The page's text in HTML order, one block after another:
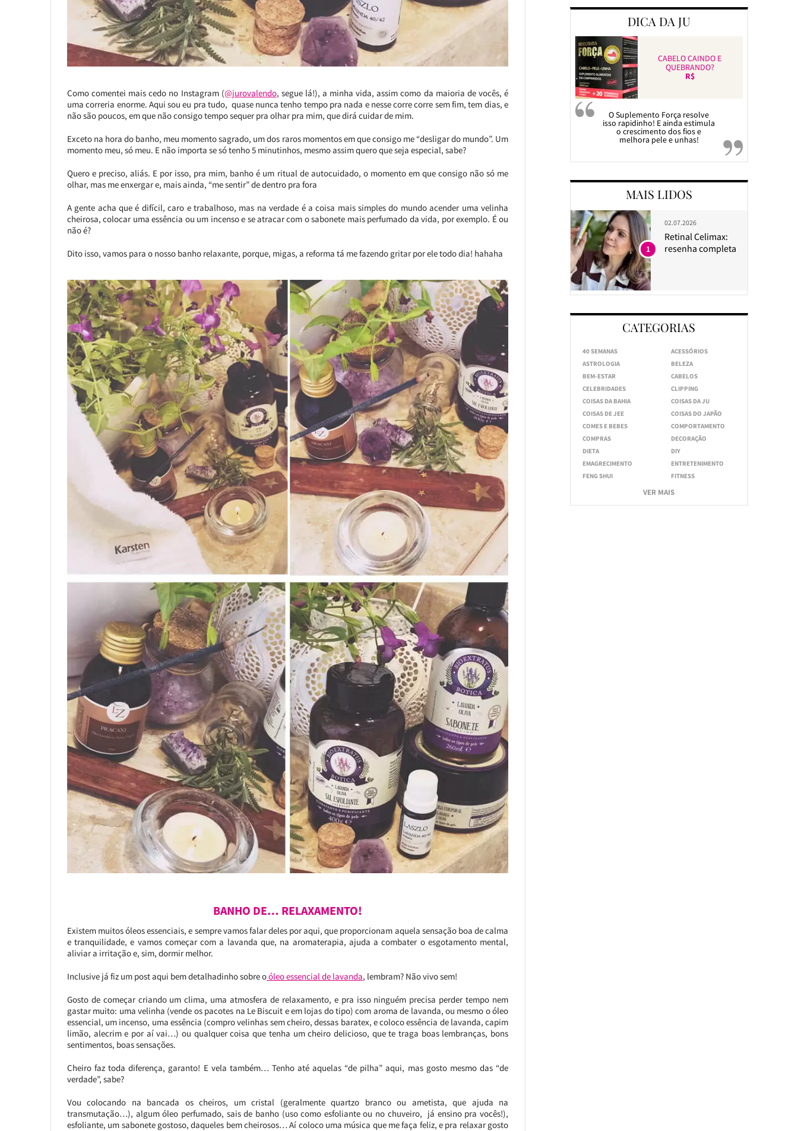
Como comentei mais cedo no Instagram (@jurovalendo, segue lá!), a minha vida, assim como da maioria de vocês, é
uma correria enorme. Aqui sou eu pra tudo, quase nunca tenho tempo pra nada e nesse corre corre sem fim, tem dias, e
não são poucos, em que não consigo tempo sequer pra olhar pra mim, que dirá cuidar de mim.
Exceto na hora do banho, meu momento sagrado, um dos raros momentos em que consigo me “desligar do mundo”. Um
momento meu, só meu. E não importa se só tenho 5 minutinhos, mesmo assim quero que seja especial, sabe?
Quero e preciso, aliás. E por isso, pra mim, banho é um ritual de autocuidado, o momento em que consigo não só me
olhar, mas me enxergar e, mais ainda, “me sentir” de dentro pra fora
A gente acha que é difícil, caro e trabalhoso, mas na verdade é a coisa mais simples do mundo acender uma velinha
cheirosa, colocar uma essência ou um incenso e se atracar com o sabonete mais perfumado da vida, por exemplo. É ou
não é?
Dito isso, vamos para o nosso banho relaxante, porque, migas, a reforma tá me fazendo gritar por ele todo dia! hahaha
BANHO DE… RELAXAMENTO!
Existem muitos óleos essenciais, e sempre vamos falar deles por aqui, que proporcionam aquela sensação boa de calma
e tranquilidade, e vamos começar com a lavanda que, na aromaterapia, ajuda a combater o esgotamento mental,
aliviar a irritação e, sim, dormir melhor.
Inclusive já fiz um post aqui bem detalhadinho sobre oóleo essencial de lavanda, lembram? Não vivo sem!
Gosto de começar criando um clima, uma atmosfera de relaxamento, e pra isso ninguém precisa perder tempo nem
gastar muito: uma velinha (vende os pacotes na Le Biscuit e em lojas do tipo) com aroma de lavanda, ou mesmo o óleo
essencial, um incenso, uma essência (compro velinhas sem cheiro, dessas baratex, e coloco essência de lavanda, capim
limão, alecrim e por aí vai…) ou qualquer coisa que tenha um cheiro delicioso, que te traga boas lembranças, bons
sentimentos, boas sensações.
Cheiro faz toda diferença, garanto! E vela também… Tenho até aquelas “de pilha” aqui, mas gosto mesmo das “de
verdade”, sabe?
Vou colocando na bancada os cheiros, um cristal (geralmente quartzo branco ou ametista, que ajuda na
transmutação…), algum óleo perfumado, sais de banho (uso como esfoliante ou no chuveiro, já ensino pra vocês!),
esfoliante, um sabonete gostoso, daqueles bem cheirosos… Aí coloco uma música que me faça feliz, e pra relaxar gosto
DICA DA JU
CABELO CAINDO E
QUEBRANDO?
R$
O Suplemento Força resolve
isso rapidinho! E ainda estimula
o crescimento dos fios e
melhora pele e unhas!
MAIS LIDOS
02.07.2026
Retinal Celimax:
resenha completa
1
CATEGORIAS
40 SEMANAS
ACESSÓRIOS
ASTROLOGIA
BELEZA
BEM-ESTAR
CABELOS
CELEBRIDADES
CLIPPING
COISAS DA BAHIA
COISAS DA JU
COISAS DE JEE
COISAS DO JAPÃO
COMES E BEBES
COMPORTAMENTO
COMPRAS
DECORAÇÃO
DIETA
DIY
EMAGRECIMENTO
ENTRETENIMENTO
FENG SHUI
FITNESS
VER MAIS